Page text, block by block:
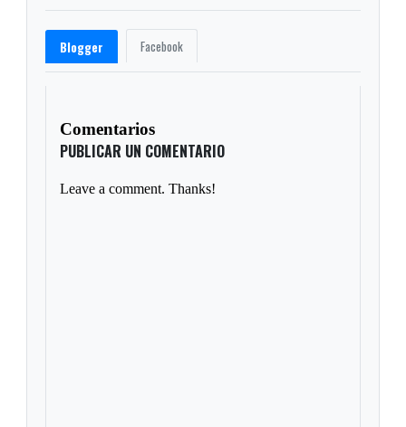
Blogger Facebook
Comentarios
PUBLICAR UN COMENTARIO
Leave a comment. Thanks!